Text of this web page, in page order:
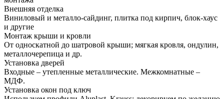
Внешняя отделка
Виниловый и металло-сайдинг, плитка под кирпич, блок-хаус
и другие
Монтаж крыши и кровли
От односкатной до шатровой крыши; мягкая кровля, ондулин,
металлочерепица и др.
Установка дверей
Входные – утепленные металлические. Межкомнатные –
МДФ.
Установка окон под ключ